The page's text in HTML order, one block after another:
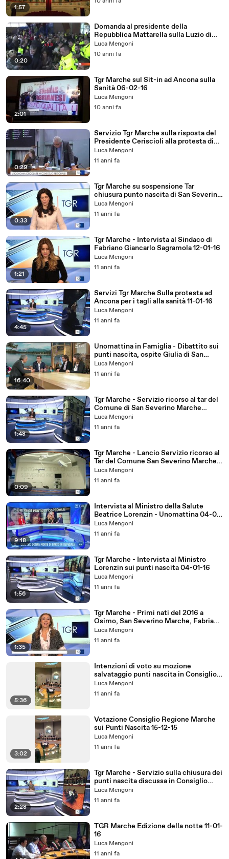
1:57
0:20
Domanda al presidente della
Repubblica Mattarella sulla Luzio di
San Severino Marche
Luca Mengoni
10 anni fa
2:01
Tgr Marche sul Sit-in ad Ancona sulla
Sanità 06-02-16
Luca Mengoni
10 anni fa
0:29
Servizio Tgr Marche sulla risposta del
Presidente Ceriscioli alla protesta di
Roberto Pioli 02-02-16
Luca Mengoni
11 anni fa
0:33
Tgr Marche su sospensione Tar
chiusura punto nascita di San Severino
Marche 29-01-16
Luca Mengoni
11 anni fa
1:21
Tgr Marche - Intervista al Sindaco di
Fabriano Giancarlo Sagramola 12-01-16
Luca Mengoni
11 anni fa
4:45
Servizi Tgr Marche Sulla protesta ad
Ancona per i tagli alla sanità 11-01-16
Luca Mengoni
11 anni fa
16:40
Unomattina in Famiglia - Dibattito sui
punti nascita, ospite Giulia di San
Severino Marche 09-01-16
Luca Mengoni
11 anni fa
1:48
Tgr Marche - Servizio ricorso al tar del
Comune di San Severino Marche
contro la chiusura del punto nascita
07-01-16
Luca Mengoni
11 anni fa
0:09
Tgr Marche - Lancio Servizio ricorso al
Tar del Comune San Severino Marche
07-01-16
Luca Mengoni
11 anni fa
9:18
Intervista al Ministro della Salute
Beatrice Lorenzin - Unomattina 04-01-
16
Luca Mengoni
11 anni fa
1:56
Tgr Marche - Intervista al Ministro
Lorenzin sui punti nascita 04-01-16
Luca Mengoni
11 anni fa
1:35
Tgr Marche - Primi nati del 2016 a
Osimo, San Severino Marche, Fabriano
01-01-16
Luca Mengoni
11 anni fa
5:36
Intenzioni di voto su mozione
salvataggio punti nascita in Consiglio
Regionale - 15-12-15
Luca Mengoni
11 anni fa
3:02
Votazione Consiglio Regione Marche
sui Punti Nascita 15-12-15
Luca Mengoni
11 anni fa
2:28
Tgr Marche - Servizio sulla chiusura dei
punti nascita discussa in Consiglio
Regionale il 15 Dicembre 2015
Luca Mengoni
11 anni fa
TGR Marche Edizione della notte 11-01-
16
Luca Mengoni
11 anni fa